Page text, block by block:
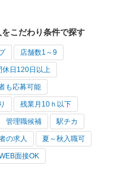
こだわり条件で探す
店舗数1～9
休日120日以上
も応募可能
残業月10ｈ以下
管理職候補 駅チカ
の求人 夏～秋入職可
面接OK